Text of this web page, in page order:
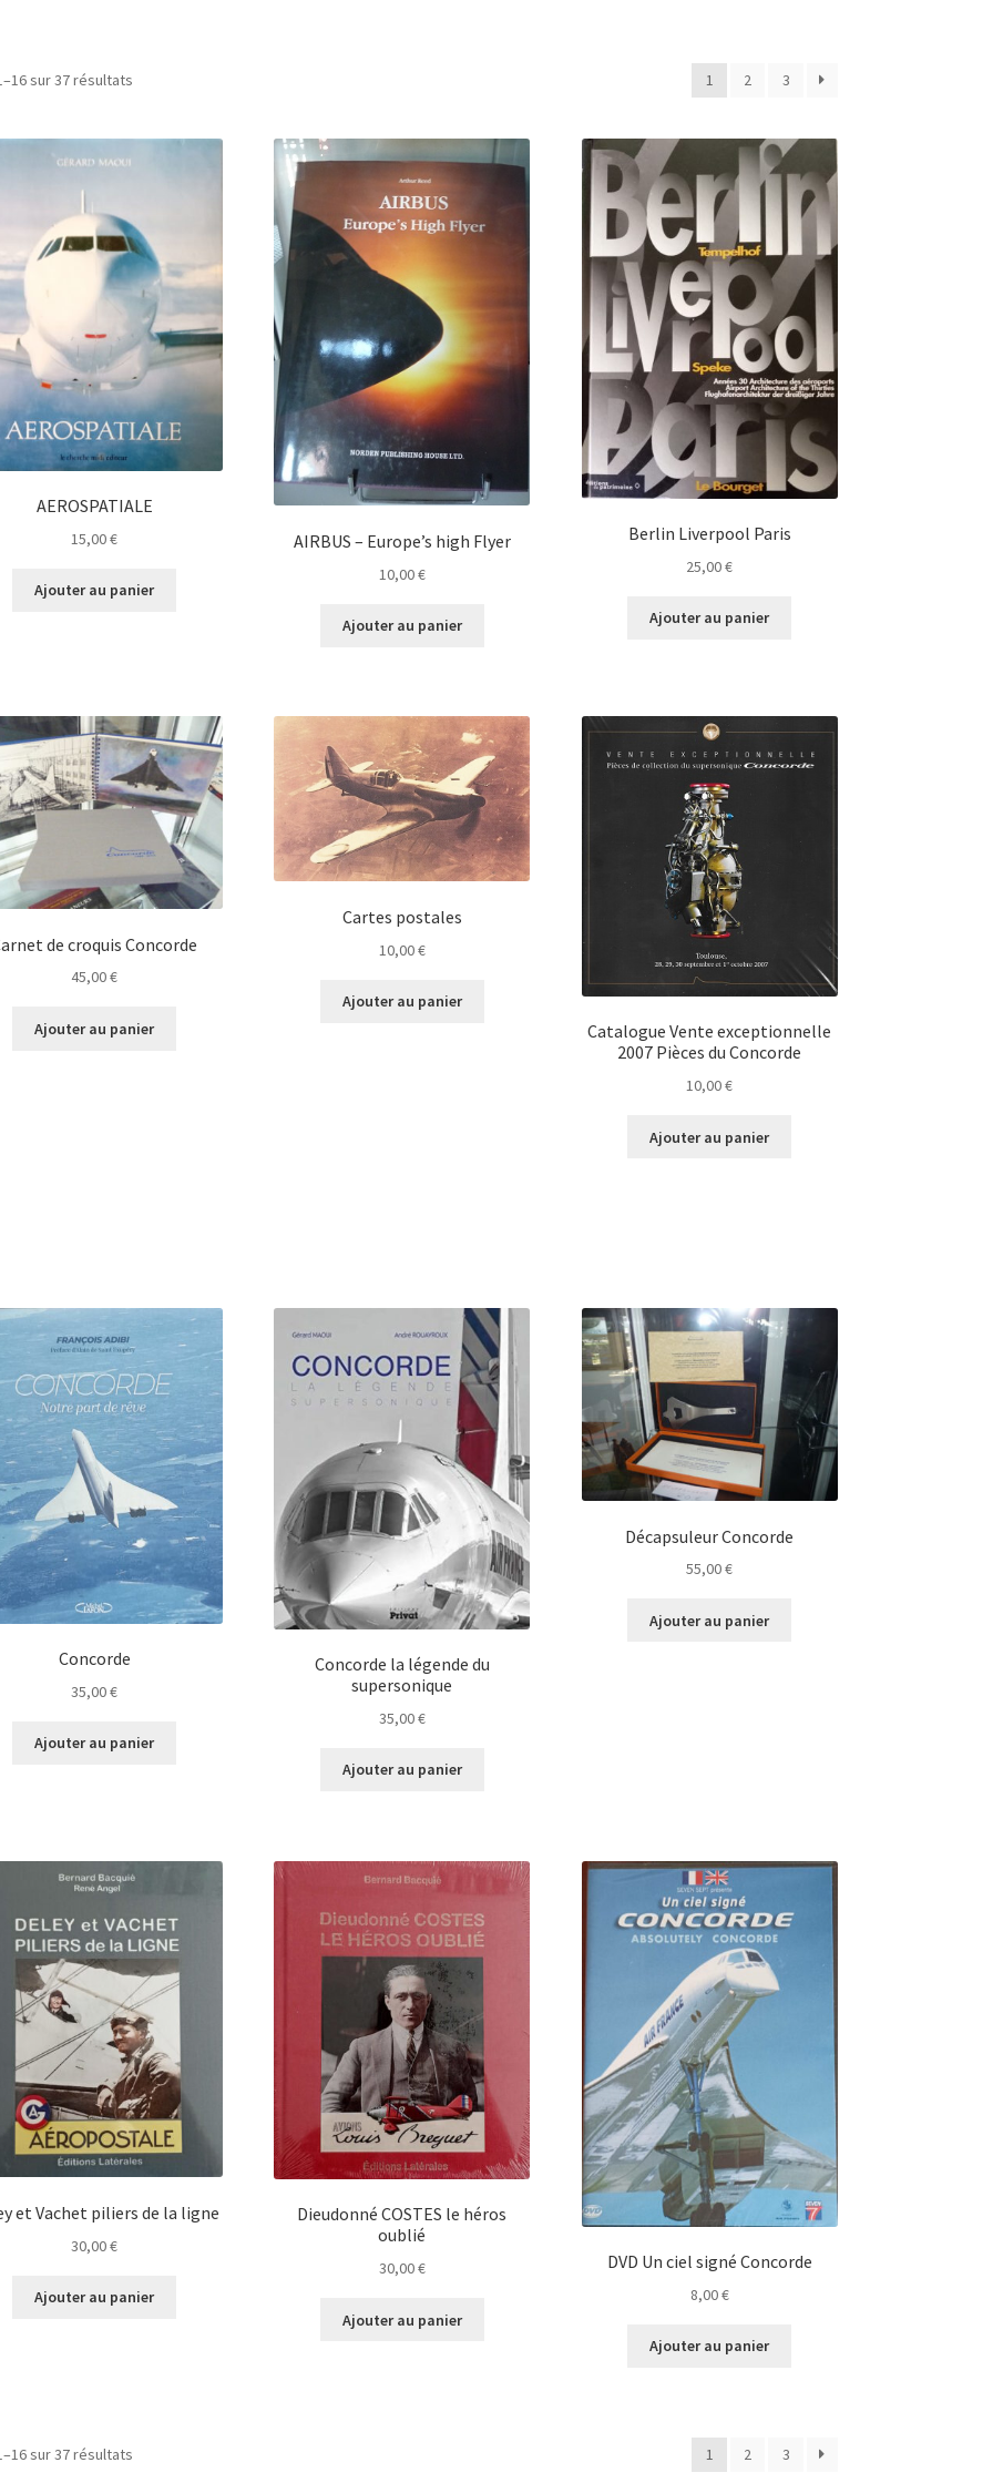
sur 37 résultats 1 2 3
AEROSPATIALE
15,00€
Ajouter au panier
AIRBUS – Europe’s high Flyer
10,00€
Ajouter au panier
Berlin Liverpool Paris
25,00€
Ajouter au panier
de croquis Concorde
45,00€
Ajouter au panier
Cartes postales
10,00€
Ajouter au panier
Catalogue Vente exceptionnelle
2007 Pièces du Concorde
10,00€
Ajouter au panier
Concorde
35,00€
Ajouter au panier
Concorde la légende du
supersonique
35,00€
Ajouter au panier
Décapsuleur Concorde
55,00€
Ajouter au panier
et Vachet piliers de la ligne
30,00€
Ajouter au panier
Dieudonné COSTES le héros
oublié
30,00€
Ajouter au panier
DVD Un ciel signé Concorde
8,00€
Ajouter au panier
sur 37 résultats 1 2 3